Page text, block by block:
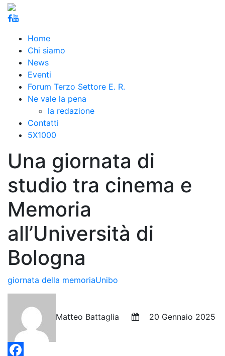
Home
Chi siamo
News
Eventi
Forum Terzo Settore E. R.
Ne vale la pena
la redazione
Contatti
5X1000
Una giornata di
studio tra cinema e
Memoria
all’Università di
Bologna
giornata della memoriaUnibo
Matteo Battaglia 20 Gennaio 2025